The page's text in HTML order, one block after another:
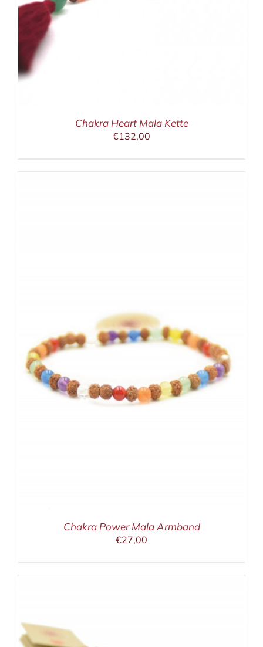
Chakra Heart Mala Kette
€132,00
Chakra Power Mala Armband
€27,00